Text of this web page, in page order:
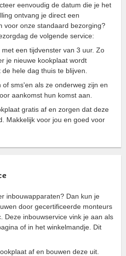
eenvoudig de datum die je het
ontvang je direct een
voor onze standaard bezorging?
de volgende service:
een tijdvenster van 3 uur. Zo
je nieuwe kookplaat wordt
hele dag thuis te blijven.
sms'en als ze onderweg zijn en
aankomst hun komst aan.
gratis af en zorgen dat deze
Makkelijk voor jou en goed voor
inbouwapparaten? Dan kun je
door gecertificeerde monteurs
Deze inbouwservice vink je aan als
of in het winkelmandje. Dit
af en bouwen deze uit.